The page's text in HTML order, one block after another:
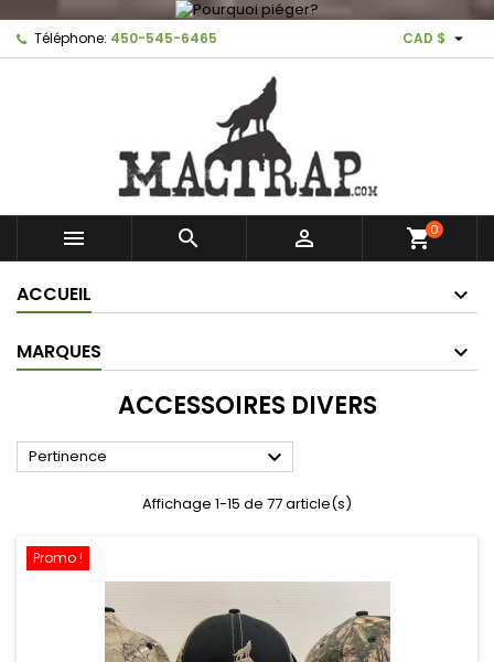
Téléphone: 450-545-6465 CAD $ 
   shopping_cart0
ACCUEIL
MARQUES
ACCESSOIRES DIVERS
Pertinence 
Affichage 1-15 de 77 article(s)
Promo !